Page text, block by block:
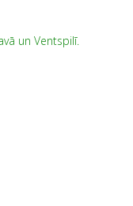
un Ventspilī.